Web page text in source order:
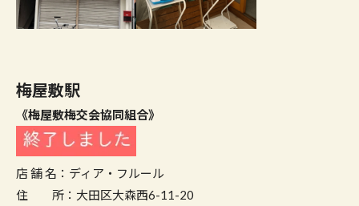
梅屋敷駅
《梅屋敷梅交会協同組合》
店 舗 名：ディア・フルール
住 所：大田区大森西6-11-20